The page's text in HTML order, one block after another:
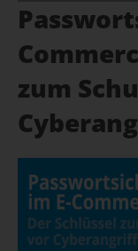
zum